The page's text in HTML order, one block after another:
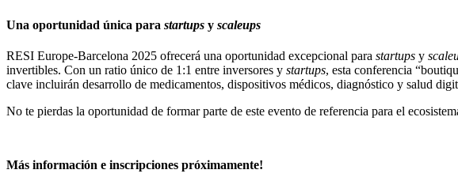
Una oportunidad única para startups y scaleups
RESI Europe-Barcelona 2025 ofrecerá una oportunidad excepcional para startups y
invertibles. Con un ratio único de 1:1 entre inversores y startups, esta conferencia
clave incluirán desarrollo de medicamentos, dispositivos médicos, diagnóstico y salud
No te pierdas la oportunidad de formar parte de este evento de referencia para el
Más información e inscripciones próximamente!